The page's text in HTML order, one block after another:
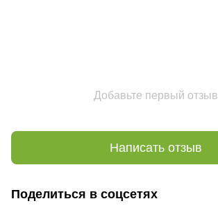
Добавьте первый отзыв
Написать отзыв
Поделиться в соцсетях